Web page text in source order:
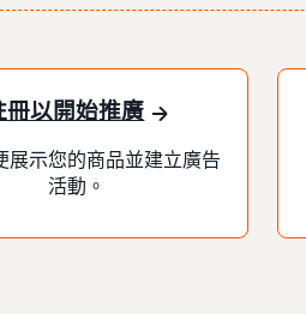
冊以開始推廣
展示您的商品並建立廣告
活動。